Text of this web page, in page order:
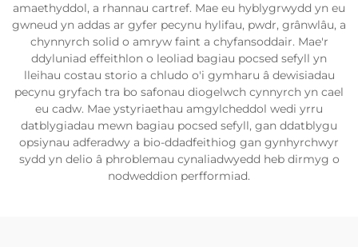
amaethyddol, a rhannau cartref. Mae eu hyblygrwydd yn eu
gwneud yn addas ar gyfer pecynu hylifau, pwdr, grânwlâu, a
chynnyrch solid o amryw faint a chyfansoddair. Mae'r
ddyluniad effeithlon o leoliad bagiau pocsed sefyll yn
lleihau costau storio a chludo o'i gymharu â dewisiadau
pecynu gryfach tra bo safonau diogelwch cynnyrch yn cael
eu cadw. Mae ystyriaethau amgylcheddol wedi yrru
datblygiadau mewn bagiau pocsed sefyll, gan ddatblygu
opsiynau adferadwy a bio-ddadfeithiog gan gynhyrchwyr
sydd yn delio â phroblemau cynaliadwyedd heb dirmyg o
nodweddion perfformiad.